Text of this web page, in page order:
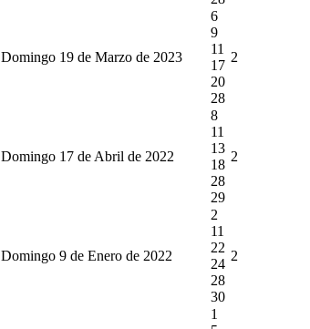
Domingo 19 de Marzo de 2023
6
9
11
17
20
28
2
Domingo 17 de Abril de 2022
8
11
13
18
28
29
2
Domingo 9 de Enero de 2022
2
11
22
24
28
30
2
1